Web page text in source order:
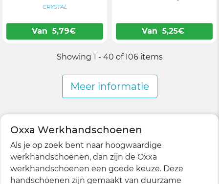
CRYSTAL
Van 5,79€ Van 5,25€
Showing 1 - 40 of 106 items
Meer informatie
Oxxa Werkhandschoenen
Als je op zoek bent naar hoogwaardige
werkhandschoenen, dan zijn de Oxxa
werkhandschoenen een goede keuze. Deze
handschoenen zijn gemaakt van duurzame